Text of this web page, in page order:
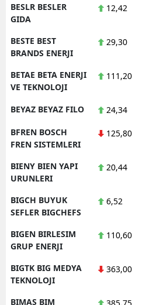
BESLR BESLER
GIDA
12,42
BESTE BEST
BRANDS ENERJI
29,30
BETAE BETA ENERJI
VE TEKNOLOJI
111,20
BEYAZ BEYAZ FILO 24,34
BFREN BOSCH
FREN SISTEMLERI
125,80
BIENY BIEN YAPI
URUNLERI
20,44
BIGCH BUYUK
SEFLER BIGCHEFS
6,52
BIGEN BIRLESIM
GRUP ENERJI
110,60
BIGTK BIG MEDYA
TEKNOLOJI
363,00
BIMAS BIM
385,75